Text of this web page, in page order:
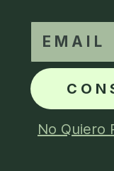
No Quiero